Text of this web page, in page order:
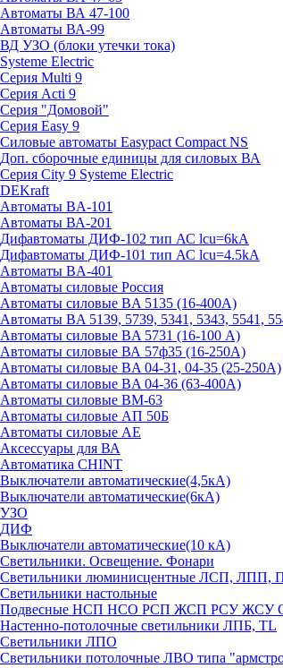
Автоматы ВА 47-100
Автоматы ВА-99
ВД УЗО (блоки утечки тока)
Systeme Electric
Серия Multi 9
Серия Acti 9
Серия "Домовой"
Серия Easy 9
Силовые автоматы Easypact Compact NS
Доп. сборочные единицы для силовых ВА
Серия City 9 Systeme Electric
DEKraft
Автоматы BA-101
Автоматы ВА-201
Дифавтоматы ДИФ-102 тип АС lcu=6kA
Дифавтоматы ДИФ-101 тип АС lcu=4.5kA
Автоматы BA-401
Автоматы силовые Россия
Автоматы силовые BA 5135 (16-400А)
Автоматы BA 5139, 5739, 5341, 5343, 5541,
Автоматы силовые BA 5731 (16-100 А)
Автоматы силовые ВА 57ф35 (16-250А)
Автоматы силовые BA 04-31, 04-35 (25-250А)
Автоматы силовые BA 04-36 (63-400А)
Автоматы силовые ВМ-63
Автоматы силовые АП 50Б
Автоматы силовые АЕ
Аксессуары для ВА
Автоматика CHINT
Выключатели автоматические(4,5кА)
Выключатели автоматические(6кА)
УЗО
ДИФ
Выключатели автоматические(10 кА)
Светильники. Освещение. Фонари
Светильники люминисцентные ЛСП, ЛПП,
Светильники настольные
Подвесные НСП НСО РСП ЖСП РСУ ЖСУ
Настенно-потолочные светильники ЛПБ, TL
Светильники ЛПО
Светильники потолочные ЛВО типа